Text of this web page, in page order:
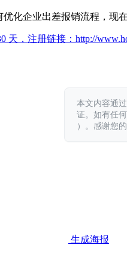
化企业出差报销流程，现
天，注册链接： http://
本文内容通
证。如有任
）。感谢您
生成海报